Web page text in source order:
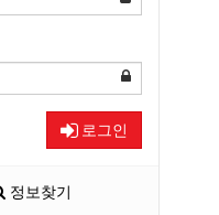
로그인
정보찾기